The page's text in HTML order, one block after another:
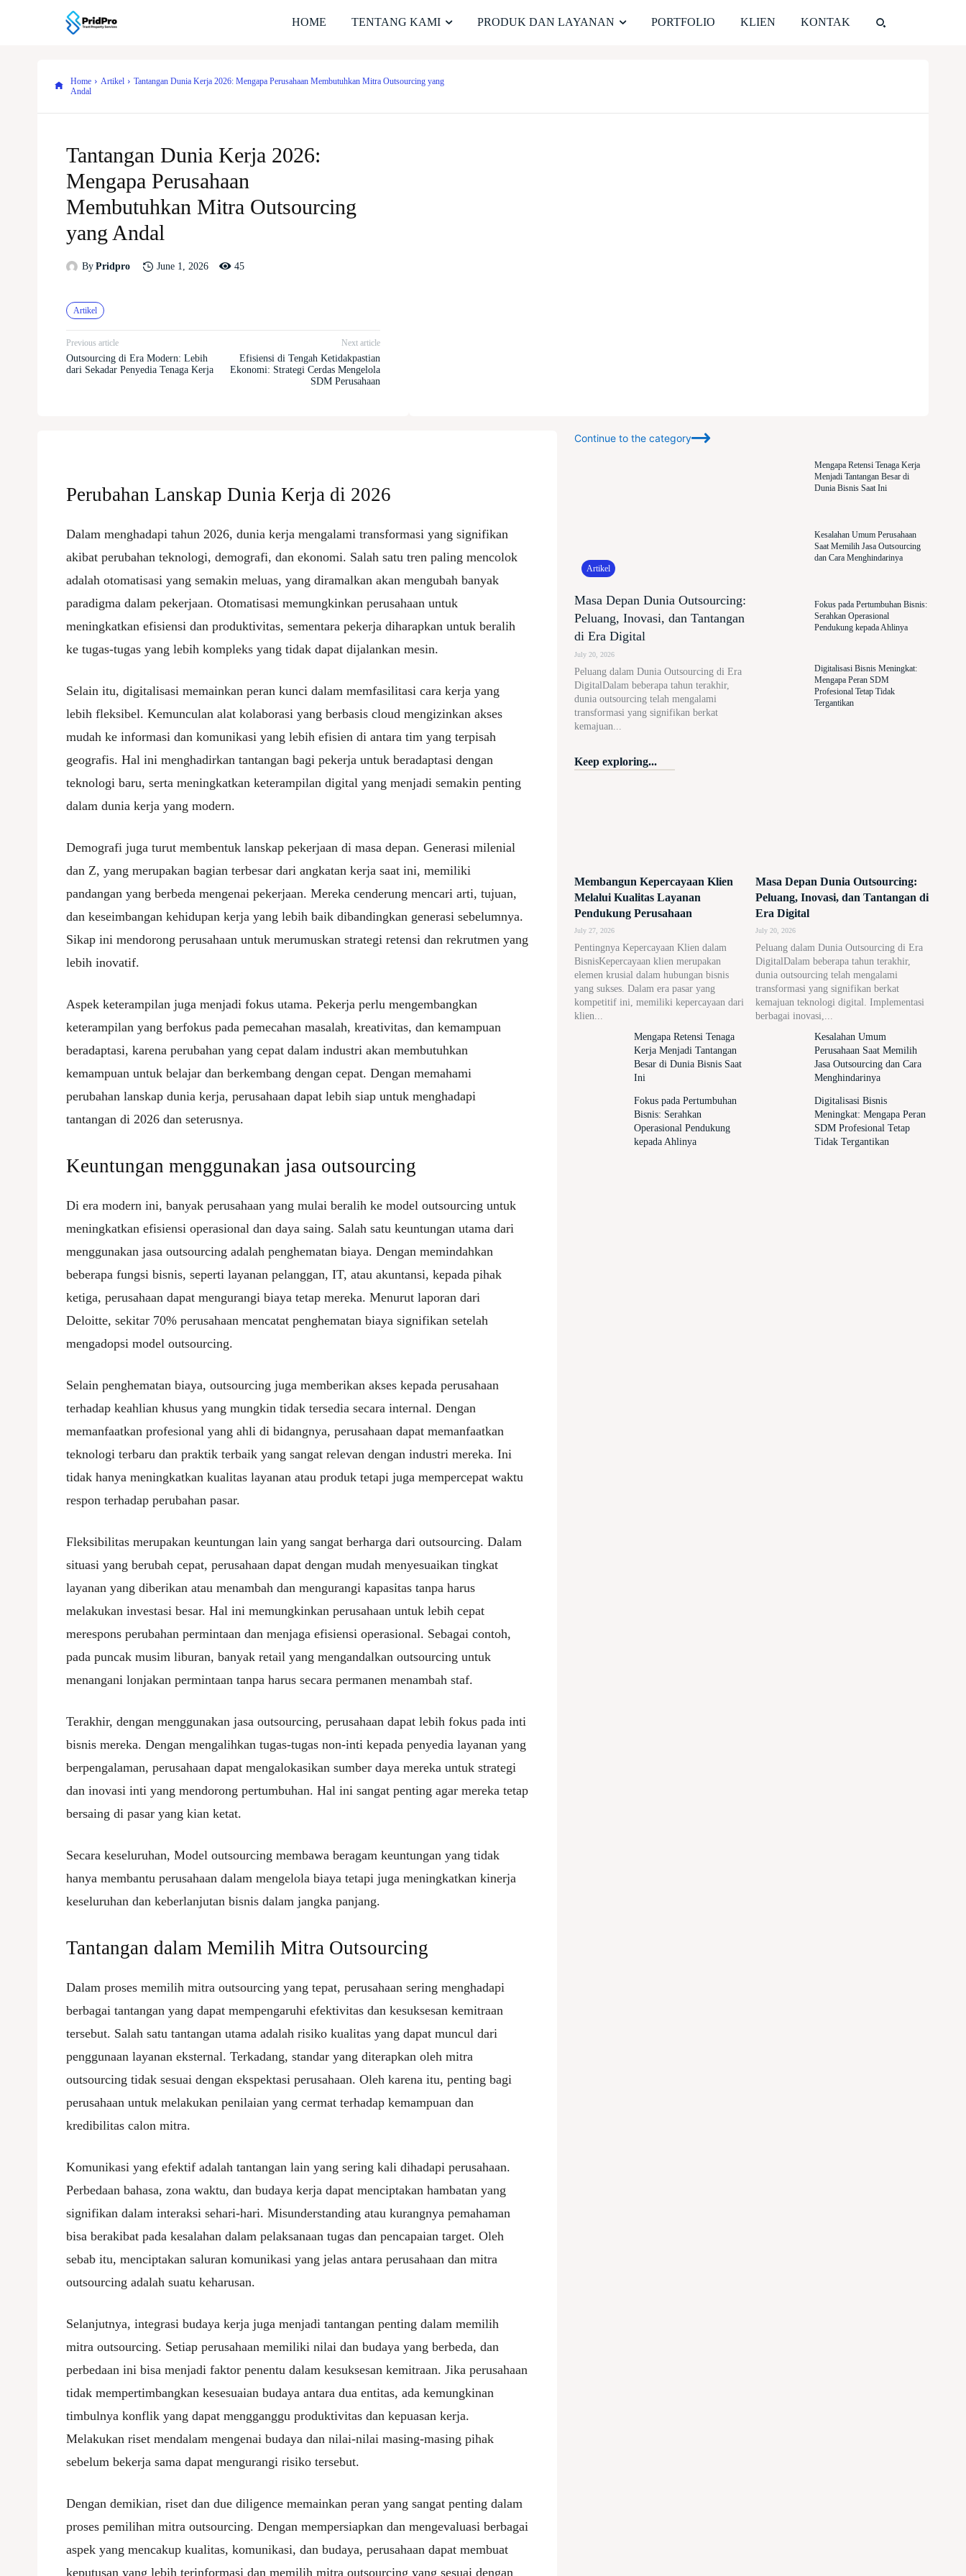
HOME TENTANG KAMI PRODUK DAN LAYANAN PORTFOLIO KLIEN KONTAK
Home Artikel
Tantangan Dunia Kerja 2026: Mengapa Perusahaan Membutuhkan Mitra Outsourcing yang
Andal
Tantangan Dunia Kerja 2026:
Mengapa Perusahaan
Membutuhkan Mitra Outsourcing
yang Andal
By Pridpro June 1, 2026 45
Artikel
Previous article
Outsourcing di Era Modern: Lebih
dari Sekadar Penyedia Tenaga Kerja
Next article
Efisiensi di Tengah Ketidakpastian
Ekonomi: Strategi Cerdas Mengelola
SDM Perusahaan
Perubahan Lanskap Dunia Kerja di 2026
Dalam menghadapi tahun 2026, dunia kerja mengalami transformasi yang signifikan
akibat perubahan teknologi, demografi, dan ekonomi. Salah satu tren paling mencolok
adalah otomatisasi yang semakin meluas, yang diramalkan akan mengubah banyak
paradigma dalam pekerjaan. Otomatisasi memungkinkan perusahaan untuk
meningkatkan efisiensi dan produktivitas, sementara pekerja diharapkan untuk beralih
ke tugas-tugas yang lebih kompleks yang tidak dapat dijalankan mesin.
Selain itu, digitalisasi memainkan peran kunci dalam memfasilitasi cara kerja yang
lebih fleksibel. Kemunculan alat kolaborasi yang berbasis cloud mengizinkan akses
mudah ke informasi dan komunikasi yang lebih efisien di antara tim yang terpisah
geografis. Hal ini menghadirkan tantangan bagi pekerja untuk beradaptasi dengan
teknologi baru, serta meningkatkan keterampilan digital yang menjadi semakin penting
dalam dunia kerja yang modern.
Demografi juga turut membentuk lanskap pekerjaan di masa depan. Generasi milenial
dan Z, yang merupakan bagian terbesar dari angkatan kerja saat ini, memiliki
pandangan yang berbeda mengenai pekerjaan. Mereka cenderung mencari arti, tujuan,
dan keseimbangan kehidupan kerja yang lebih baik dibandingkan generasi sebelumnya.
Sikap ini mendorong perusahaan untuk merumuskan strategi retensi dan rekrutmen yang
lebih inovatif.
Aspek keterampilan juga menjadi fokus utama. Pekerja perlu mengembangkan
keterampilan yang berfokus pada pemecahan masalah, kreativitas, dan kemampuan
beradaptasi, karena perubahan yang cepat dalam industri akan membutuhkan
kemampuan untuk belajar dan berkembang dengan cepat. Dengan memahami
perubahan lanskap dunia kerja, perusahaan dapat lebih siap untuk menghadapi
tantangan di 2026 dan seterusnya.
Keuntungan menggunakan jasa outsourcing
Di era modern ini, banyak perusahaan yang mulai beralih ke model outsourcing untuk
meningkatkan efisiensi operasional dan daya saing. Salah satu keuntungan utama dari
menggunakan jasa outsourcing adalah penghematan biaya. Dengan memindahkan
beberapa fungsi bisnis, seperti layanan pelanggan, IT, atau akuntansi, kepada pihak
ketiga, perusahaan dapat mengurangi biaya tetap mereka. Menurut laporan dari
Deloitte, sekitar 70% perusahaan mencatat penghematan biaya signifikan setelah
mengadopsi model outsourcing.
Selain penghematan biaya, outsourcing juga memberikan akses kepada perusahaan
terhadap keahlian khusus yang mungkin tidak tersedia secara internal. Dengan
memanfaatkan profesional yang ahli di bidangnya, perusahaan dapat memanfaatkan
teknologi terbaru dan praktik terbaik yang sangat relevan dengan industri mereka. Ini
tidak hanya meningkatkan kualitas layanan atau produk tetapi juga mempercepat waktu
respon terhadap perubahan pasar.
Fleksibilitas merupakan keuntungan lain yang sangat berharga dari outsourcing. Dalam
situasi yang berubah cepat, perusahaan dapat dengan mudah menyesuaikan tingkat
layanan yang diberikan atau menambah dan mengurangi kapasitas tanpa harus
melakukan investasi besar. Hal ini memungkinkan perusahaan untuk lebih cepat
merespons perubahan permintaan dan menjaga efisiensi operasional. Sebagai contoh,
pada puncak musim liburan, banyak retail yang mengandalkan outsourcing untuk
menangani lonjakan permintaan tanpa harus secara permanen menambah staf.
Terakhir, dengan menggunakan jasa outsourcing, perusahaan dapat lebih fokus pada inti
bisnis mereka. Dengan mengalihkan tugas-tugas non-inti kepada penyedia layanan yang
berpengalaman, perusahaan dapat mengalokasikan sumber daya mereka untuk strategi
dan inovasi inti yang mendorong pertumbuhan. Hal ini sangat penting agar mereka tetap
bersaing di pasar yang kian ketat.
Secara keseluruhan, Model outsourcing membawa beragam keuntungan yang tidak
hanya membantu perusahaan dalam mengelola biaya tetapi juga meningkatkan kinerja
keseluruhan dan keberlanjutan bisnis dalam jangka panjang.
Tantangan dalam Memilih Mitra Outsourcing
Dalam proses memilih mitra outsourcing yang tepat, perusahaan sering menghadapi
berbagai tantangan yang dapat mempengaruhi efektivitas dan kesuksesan kemitraan
tersebut. Salah satu tantangan utama adalah risiko kualitas yang dapat muncul dari
penggunaan layanan eksternal. Terkadang, standar yang diterapkan oleh mitra
outsourcing tidak sesuai dengan ekspektasi perusahaan. Oleh karena itu, penting bagi
perusahaan untuk melakukan penilaian yang cermat terhadap kemampuan dan
kredibilitas calon mitra.
Komunikasi yang efektif adalah tantangan lain yang sering kali dihadapi perusahaan.
Perbedaan bahasa, zona waktu, dan budaya kerja dapat menciptakan hambatan yang
signifikan dalam interaksi sehari-hari. Misunderstanding atau kurangnya pemahaman
bisa berakibat pada kesalahan dalam pelaksanaan tugas dan pencapaian target. Oleh
sebab itu, menciptakan saluran komunikasi yang jelas antara perusahaan dan mitra
outsourcing adalah suatu keharusan.
Selanjutnya, integrasi budaya kerja juga menjadi tantangan penting dalam memilih
mitra outsourcing. Setiap perusahaan memiliki nilai dan budaya yang berbeda, dan
perbedaan ini bisa menjadi faktor penentu dalam kesuksesan kemitraan. Jika perusahaan
tidak mempertimbangkan kesesuaian budaya antara dua entitas, ada kemungkinan
timbulnya konflik yang dapat mengganggu produktivitas dan kepuasan kerja.
Melakukan riset mendalam mengenai budaya dan nilai-nilai masing-masing pihak
sebelum bekerja sama dapat mengurangi risiko tersebut.
Dengan demikian, riset dan due diligence memainkan peran yang sangat penting dalam
proses pemilihan mitra outsourcing. Dengan mempersiapkan dan mengevaluasi berbagai
aspek yang mencakup kualitas, komunikasi, dan budaya, perusahaan dapat membuat
keputusan yang lebih terinformasi dan memilih mitra outsourcing yang sesuai dengan
Continue to the category
Artikel
Masa Depan Dunia Outsourcing:
Peluang, Inovasi, dan Tantangan
di Era Digital
July 20, 2026
Peluang dalam Dunia Outsourcing di Era
DigitalDalam beberapa tahun terakhir,
dunia outsourcing telah mengalami
transformasi yang signifikan berkat
kemajuan...
Mengapa Retensi Tenaga Kerja
Menjadi Tantangan Besar di
Dunia Bisnis Saat Ini
Kesalahan Umum Perusahaan
Saat Memilih Jasa Outsourcing
dan Cara Menghindarinya
Fokus pada Pertumbuhan Bisnis:
Serahkan Operasional
Pendukung kepada Ahlinya
Digitalisasi Bisnis Meningkat:
Mengapa Peran SDM
Profesional Tetap Tidak
Tergantikan
Keep exploring...
Membangun Kepercayaan Klien
Melalui Kualitas Layanan
Pendukung Perusahaan
July 27, 2026
Pentingnya Kepercayaan Klien dalam
BisnisKepercayaan klien merupakan
elemen krusial dalam hubungan bisnis
yang sukses. Dalam era pasar yang
kompetitif ini, memiliki kepercayaan dari
klien...
Masa Depan Dunia Outsourcing:
Peluang, Inovasi, dan Tantangan di
Era Digital
July 20, 2026
Peluang dalam Dunia Outsourcing di Era
DigitalDalam beberapa tahun terakhir,
dunia outsourcing telah mengalami
transformasi yang signifikan berkat
kemajuan teknologi digital. Implementasi
berbagai inovasi,...
Mengapa Retensi Tenaga
Kerja Menjadi Tantangan
Besar di Dunia Bisnis Saat
Ini
Kesalahan Umum
Perusahaan Saat Memilih
Jasa Outsourcing dan Cara
Menghindarinya
Fokus pada Pertumbuhan
Bisnis: Serahkan
Operasional Pendukung
kepada Ahlinya
Digitalisasi Bisnis
Meningkat: Mengapa Peran
SDM Profesional Tetap
Tidak Tergantikan